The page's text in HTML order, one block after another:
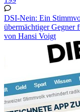
DSI-Nein: Ein
übermächtiger Gegner
von Hansi Voigt